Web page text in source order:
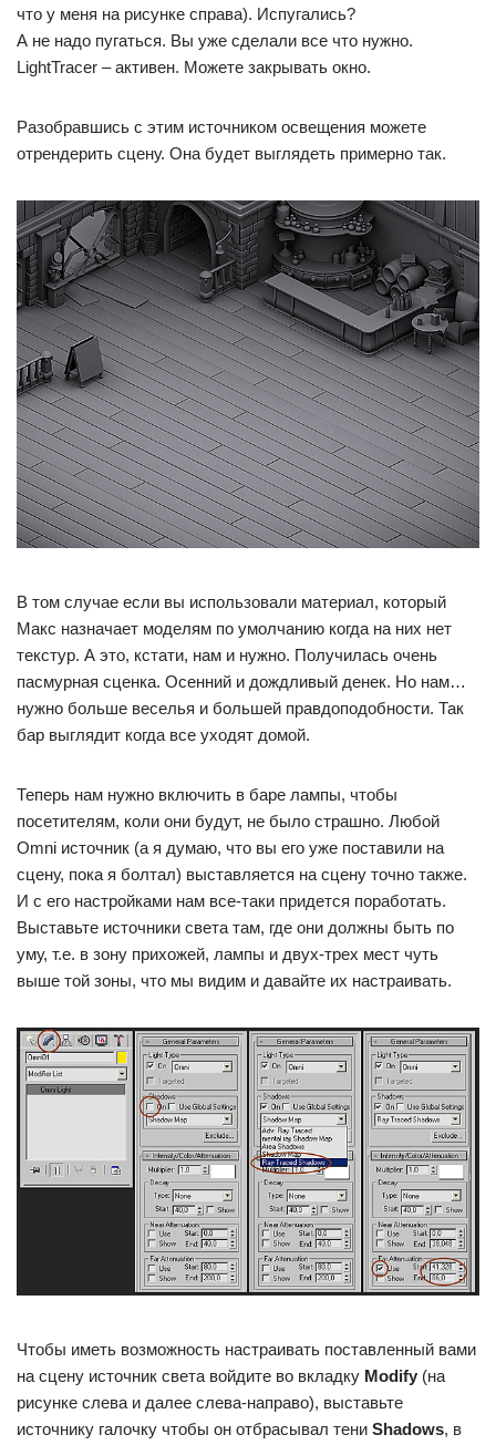
что у меня на рисунке справа). Испугались?
А не надо пугаться. Вы уже сделали все что нужно.
LightTracer – активен. Можете закрывать окно.
Разобравшись с этим источником освещения можете
отрендерить сцену. Она будет выглядеть примерно так.
В том случае если вы использовали материал, который
Макс назначает моделям по умолчанию когда на них нет
текстур. А это, кстати, нам и нужно. Получилась очень
пасмурная сценка. Осенний и дождливый денек. Но нам…
нужно больше веселья и большей правдоподобности. Так
бар выглядит когда все уходят домой.
Теперь нам нужно включить в баре лампы, чтобы
посетителям, коли они будут, не было страшно. Любой
Omni источник (а я думаю, что вы его уже поставили на
сцену, пока я болтал) выставляется на сцену точно также.
И с его настройками нам все-таки придется поработать.
Выставьте источники света там, где они должны быть по
уму, т.е. в зону прихожей, лампы и двух-трех мест чуть
выше той зоны, что мы видим и давайте их настраивать.
Чтобы иметь возможность настраивать поставленный вами
на сцену источник света войдите во вкладку Modify (на
рисунке слева и далее слева-направо), выставьте
источнику галочку чтобы он отбрасывал тени Shadows, в